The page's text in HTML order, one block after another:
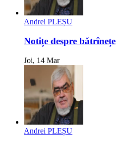
Andrei PLEȘU
Notițe despre bătrînețe
Joi, 14 Mar
Andrei PLEȘU